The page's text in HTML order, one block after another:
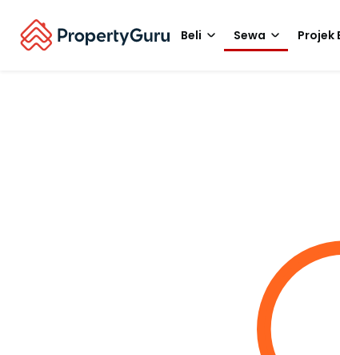
Beli Sewa Projek